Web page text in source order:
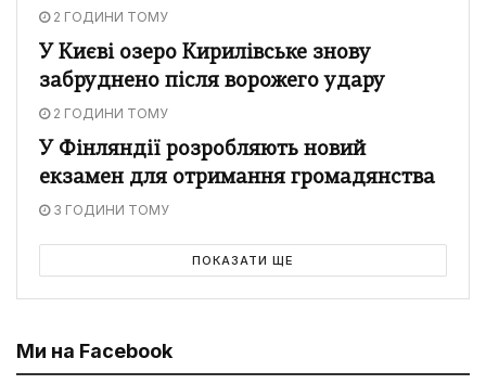
2 ГОДИНИ ТОМУ
У Києві озеро Кирилівське знову
забруднено після ворожего удару
2 ГОДИНИ ТОМУ
У Фінляндії розробляють новий
екзамен для отримання громадянства
3 ГОДИНИ ТОМУ
ПОКАЗАТИ ЩЕ
Ми на Facebook